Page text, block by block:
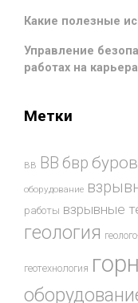
Какие полезные
Управление
работах на
Метки
ВВ ВВ бвр
оборудование
работы взрывные
геология
геотехнология